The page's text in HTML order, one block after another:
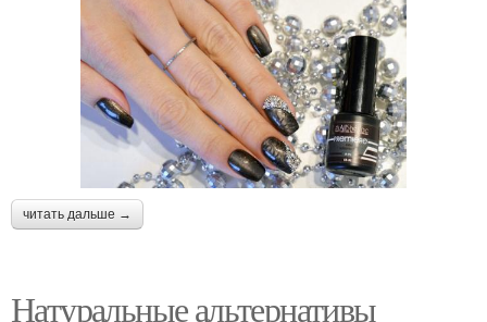
читать дальше →
Натуральные альтернативы